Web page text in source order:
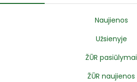
Naujienos
Užsienyje
ŽŪR pasiūlymai
ŽŪR naujienos